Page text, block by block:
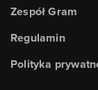
Zespół Gram
Regulamin
Polityka